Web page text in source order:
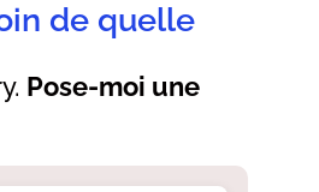
Pose-moi une
de quelle